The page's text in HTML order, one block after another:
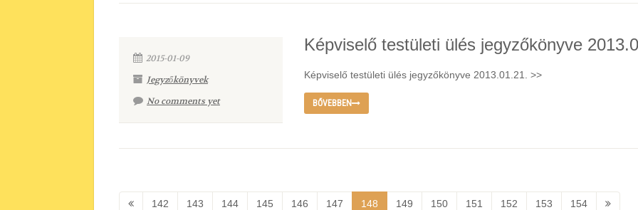
2015-01-09
Jegyzőkönyvek
No comments yet
Képviselő testületi ülés jegyzőkönyve
Képviselő testületi ülés jegyzőkönyve 2013.01.21. >>
BŐVEBBEN
142 143 144 145 146 147 148 149 150 151 152 153 154